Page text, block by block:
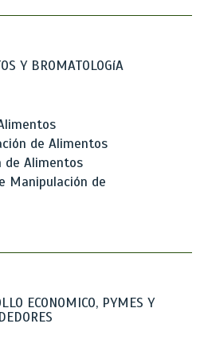
Y BROMATOLOGíA
de Alimentos
de Alimentos
Manipulación de
ECONOMICO, PYMES Y